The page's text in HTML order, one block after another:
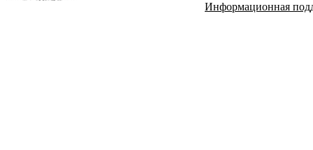
Информационная